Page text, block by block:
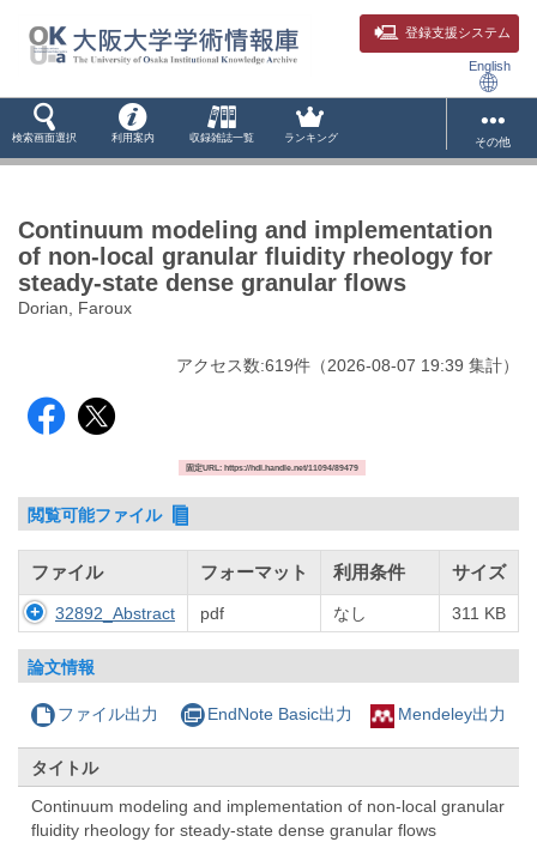
登録支援システム
English
検索画面選択 利用案内 収録雑誌一覧 ランキング その他
Continuum modeling and implementation
of non-local granular fluidity rheology for
steady-state dense granular flows
Dorian, Faroux
アクセス数:619件 （2026-08-07 19:39 集計）
固定URL: https://hdl.handle.net/11094/89479
閲覧可能ファイル
ファイル フォーマット 利用条件 サイズ
32892_Abstract pdf なし 311 KB
論文情報
ファイル出力 EndNote Basic出力 Mendeley出力
タイトル
Continuum modeling and implementation of non-local granular
fluidity rheology for steady-state dense granular flows